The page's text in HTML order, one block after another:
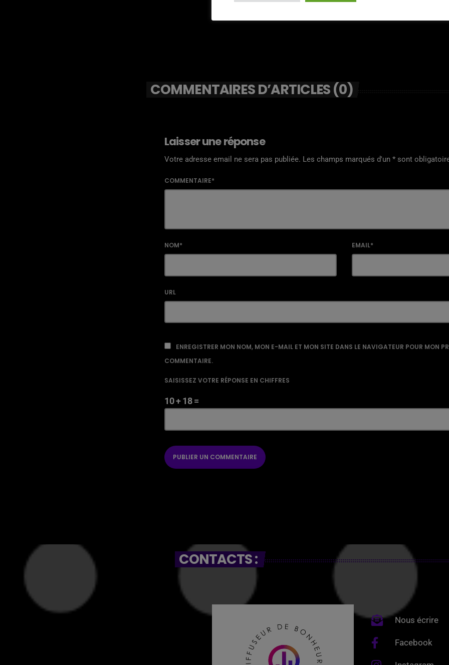
COMMENTAIRES D’ARTICLES (0)
Laisser une réponse
Votre adresse email ne sera pas publiée. Les champs marqués d'un * sont
COMMENTAIRE*
NOM* EMAIL*
URL
ENREGISTRER MON NOM, MON E-MAIL ET MON SITE DANS LE NAVIGATEUR POUR MON
COMMENTAIRE.
SAISISSEZ VOTRE RÉPONSE EN CHIFFRES
10 + 18 =
CONTACTS :
Nous écrire
Facebook